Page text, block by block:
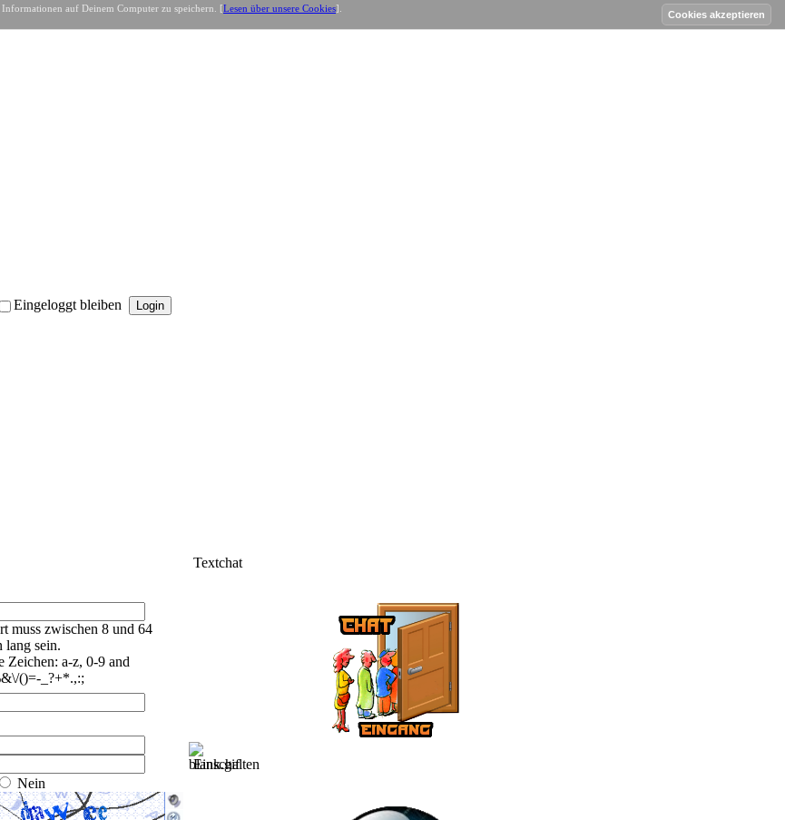
Eingeloggt bleiben
muss zwischen 8 und 64
lang sein.
Zeichen: a-z, 0-9 and
()=-_?+*.,:;
Nein
auf Deinem Computer zu speichern. [Lesen über unsere Cookies].
Textchat
Einschalten